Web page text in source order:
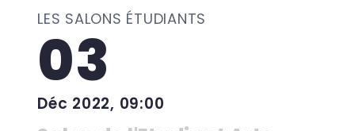
LES SALONS ÉTUDIANTS
03
Déc 2022, 09:00